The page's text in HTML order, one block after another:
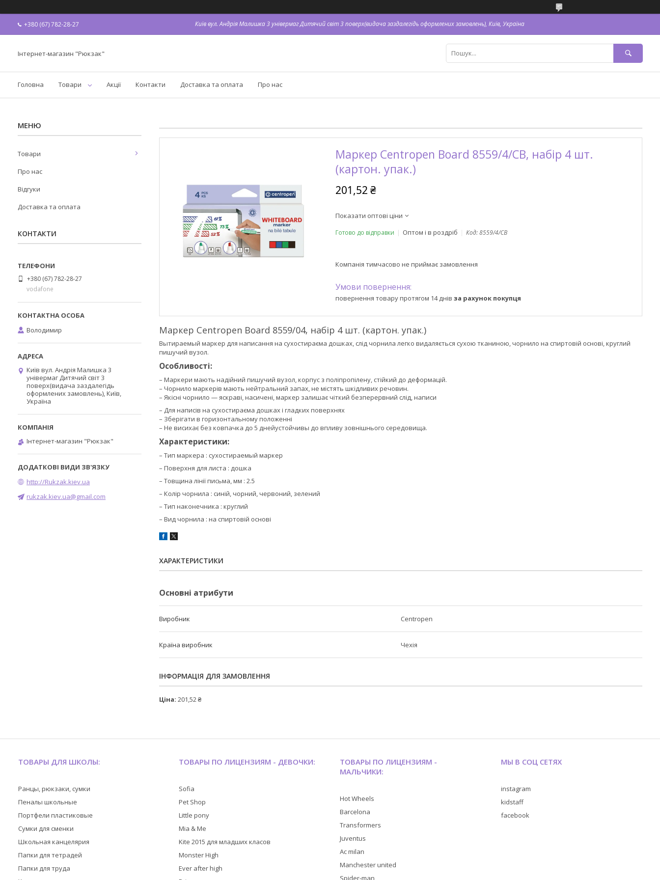
+380 (67) 782-28-27 Київ вул. Андрія Малишка 3 універмаг Дитячий світ 3 поверх(видача заздалегідь оформлених замовлень), Київ, Україна
Інтернет-магазин "Рюкзак"
Головна Товари Акції Контакти Доставка та оплата Про нас
Маркер Centropen Board 8559/4/CB, набір 4 шт.
(картон. упак.)
201,52 ₴
Показати оптові ціни
Готово до відправки Оптом і в роздріб Код:8559/4/CB
Компанія тимчасово не приймає замовлення
повернення товару протягом 14 днів за рахунок покупця
Маркер Centropen Board 8559/04, набір 4 шт. (картон. упак.)
Вытираемый маркер для написання на сухостираєма дошках, слід чорнила легко видаляється сухою тканиною, чорнило на спиртовій основі, круглий
пишучий вузол.
Особливості:
– Маркери мають надійний пишучий вузол, корпус з поліпропілену, стійкий до деформацій.
– Чорнило маркерів мають нейтральний запах, не містять шкідливих речовин.
– Якісні чорнило — яскраві, насичені, маркер залишає чіткий безперервний слід, написи
– Для написів на сухостираєма дошках і гладких поверхнях
– Зберігати в горизонтальному положенні
– Не висихає без ковпачка до 5 днейустойчивы до впливу зовнішнього середовища.
Характеристики:
– Тип маркера : сухостираемый маркер
– Поверхня для листа : дошка
– Товщина лінії письма, мм : 2.5
– Колір чорнила : синій, чорний, червоний, зелений
– Тип наконечника : круглий
– Вид чорнила : на спиртовій основі
ХАРАКТЕРИСТИКИ
Основні атрибути
Виробник Centropen
Країна виробник Чехія
ІНФОРМАЦІЯ ДЛЯ ЗАМОВЛЕННЯ
Ціна: 201,52 ₴
Товари
Про нас
Відгуки
Доставка та оплата
КОНТАКТИ
+380 (67) 782-28-27
vodafone
Володимир
Київ вул. Андрія Малишка 3
універмаг Дитячий світ 3
поверх(видача заздалегідь
оформлених замовлень), Київ,
Україна
Інтернет-магазин "Рюкзак"
http://Rukzak.kiev.ua
rukzak.kiev.ua@gmail.com
ТОВАРЫ ДЛЯ ШКОЛЫ:
Ранцы, рюкзаки, сумки
Пеналы школьные
Портфели пластиковые
Сумки для сменки
Школьная канцелярия
Папки для тетрадей
Папки для труда
ТОВАРЫ ПО ЛИЦЕНЗИЯМ - ДЕВОЧКИ:
Sofia
Pet Shop
Little pony
Mia & Me
Kite 2015 для младших класов
Monster High
Ever after high
ТОВАРЫ ПО ЛИЦЕНЗИЯМ -
МАЛЬЧИКИ:
Hot Wheels
Barcelona
Transformers
Juventus
Ac milan
Manchester united
Spider-man
МЫ В СОЦ СЕТЯХ
instagram
kidstaff
facebook